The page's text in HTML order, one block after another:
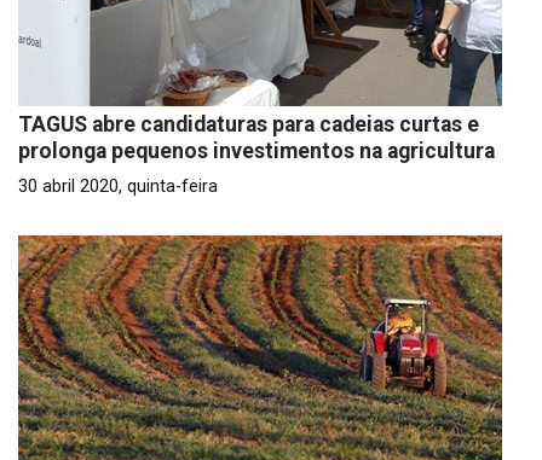
TAGUS abre candidaturas para cadeias curtas e
prolonga pequenos investimentos na agricultura
30 abril 2020, quinta-feira